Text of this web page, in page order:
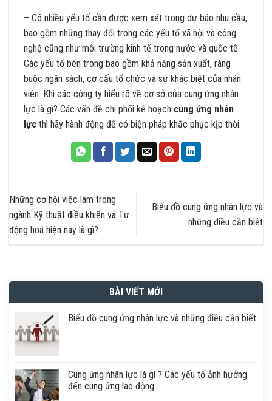
– Có nhiều yếu tố cần được xem xét trong dự báo nhu cầu,
bao gồm những thay đổi trong các yếu tố xã hội và công
nghệ cũng như môi trường kinh tế trong nước và quốc tế.
Các yếu tố bên trong bao gồm khả năng sản xuất, ràng
buộc ngân sách, cơ cấu tổ chức và sự khác biệt của nhân
viên. Khi các công ty hiểu rõ về cơ sở của cung ứng nhân
lực là gì? Các vấn đề chi phối kế hoạch cung ứng nhân
lực thì hãy hành động để có biện pháp khắc phục kịp thời.
Những cơ hội việc làm trong
ngành Kỹ thuật điều khiển và Tự
động hoá hiện nay là gì?
Biểu đồ cung ứng nhân lực và
những điều cần biết
BÀI VIẾT MỚI
Biểu đồ cung ứng nhân lực và những điều cần biết
Cung ứng nhân lực là gì ? Các yếu tố ảnh hưởng
đến cung ứng lao động